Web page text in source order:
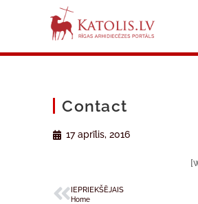
Contact
17 aprīlis, 2016
IEPRIEKŠĒJAIS
Home